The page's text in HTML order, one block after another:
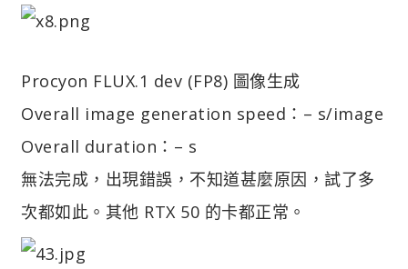
Procyon FLUX.1 dev (FP8) 圖像生成
Overall image generation speed：– s/image
Overall duration：– s
無法完成，出現錯誤，不知道甚麼原因，試了多
次都如此。其他 RTX 50 的卡都正常。